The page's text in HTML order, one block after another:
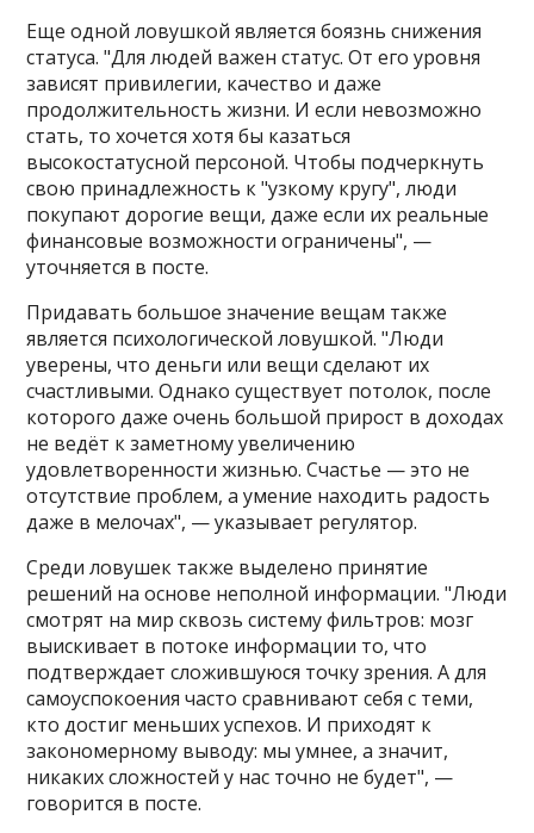
Еще одной ловушкой является боязнь снижения
статуса. "Для людей важен статус. От его уровня
зависят привилегии, качество и даже
продолжительность жизни. И если невозможно
стать, то хочется хотя бы казаться
высокостатусной персоной. Чтобы подчеркнуть
свою принадлежность к "узкому кругу", люди
покупают дорогие вещи, даже если их реальные
финансовые возможности ограничены", —
уточняется в посте.
Придавать большое значение вещам также
является психологической ловушкой. "Люди
уверены, что деньги или вещи сделают их
счастливыми. Однако существует потолок, после
которого даже очень большой прирост в доходах
не ведёт к заметному увеличению
удовлетворенности жизнью. Счастье — это не
отсутствие проблем, а умение находить радость
даже в мелочах", — указывает регулятор.
Среди ловушек также выделено принятие
решений на основе неполной информации. "Люди
смотрят на мир сквозь систему фильтров: мозг
выискивает в потоке информации то, что
подтверждает сложившуюся точку зрения. А для
самоуспокоения часто сравнивают себя с теми,
кто достиг меньших успехов. И приходят к
закономерному выводу: мы умнее, а значит,
никаких сложностей у нас точно не будет", —
говорится в посте.